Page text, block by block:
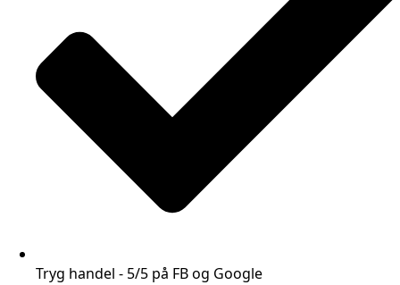
Tryg handel - 5/5 på FB og Google